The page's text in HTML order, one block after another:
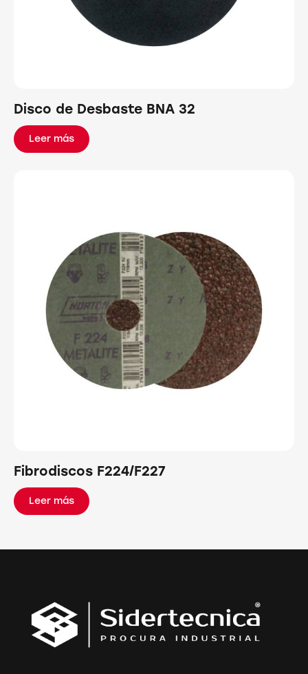
Disco de Desbaste BNA 32
Leer más
Fibrodiscos F224/F227
Leer más